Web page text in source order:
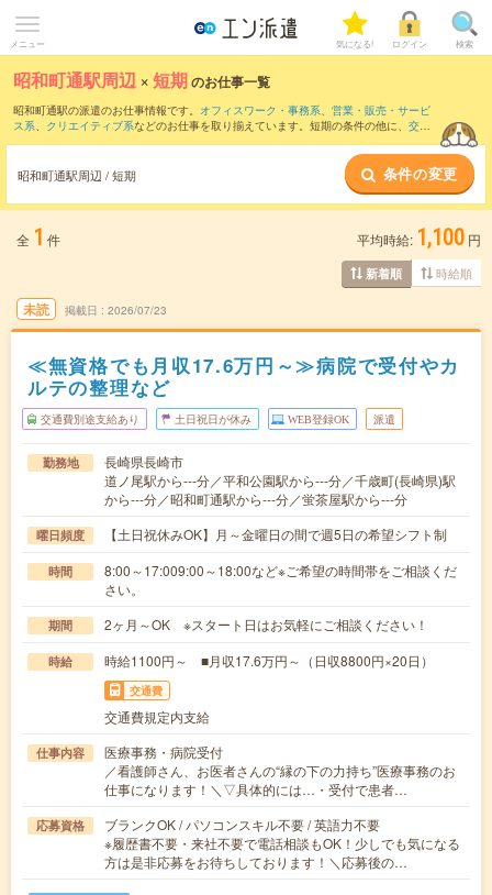
メニュー 気になる! ログイン 検索
昭和町通駅周辺 ×短期のお仕事一覧
昭和町通駅の派遣のお仕事情報です。 オフィスワーク・事務系、 営業・販売・サービ
ス系、 クリエイティブ系などのお仕事を取り揃えています。短期の条件の他に、 交通
昭和町通駅周辺 / 短期 条件の変更
全 1 件 平均時給: 1,100 円
新着順 時給順
未読 掲載日 2026/07/23
≪無資格でも月収17.6万円～≫病院で受付やカ
ルテの整理など
交通費別途支給あり 土日祝日が休み WEB登録OK 派遣
勤務地
長崎県長崎市
道ノ尾駅から---分／平和公園駅から---分／千歳町(長崎県)駅
から---分／昭和町通駅から---分／蛍茶屋駅から---分
曜日頻度 【土日祝休みOK】月～金曜日の間で週5日の希望シフト制
時間
8:00～17:009:00～18:00など※ご希望の時間帯をご相談くだ
さい。
期間 2ヶ月～OK ※スタート日はお気軽にご相談ください！
時給 時給1100円～ ■月収17.6万円～（日収8800円×20日）
交通費
交通費規定内支給
仕事内容
医療事務・病院受付
／看護師さん、お医者さんの“縁の下の力持ち”医療事務のお
仕事になります！＼▽具体的には…・受付で患者…
応募資格
ブランクOK / パソコンスキル不要 / 英語力不要
※履歴書不要・来社不要で電話相談もOK！少しでも気になる
方は是非応募をお待ちしております！＼応募後の…